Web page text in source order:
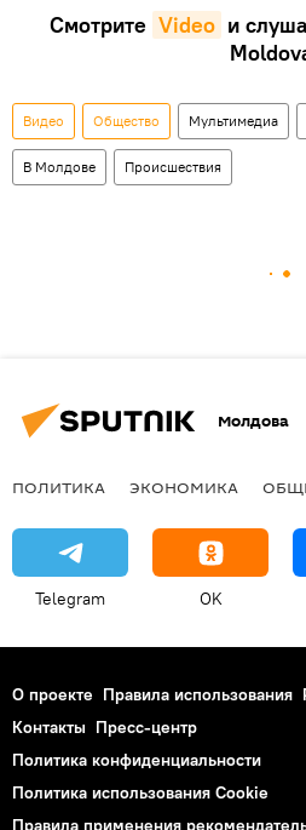
Смотрите Video и
Видео Общество Мультимедиа
В Молдове Происшествия
Молдова
ПОЛИТИКА ЭКОНОМИКА
Telegram OK
О проекте Правила использования
Контакты Пресс-центр
Политика конфиденциальности
Политика использования Cookie
Правила применения